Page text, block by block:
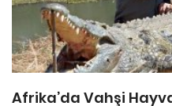
Afrika’da Vahşi